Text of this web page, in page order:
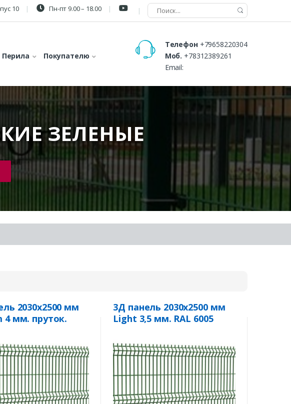
10 Пн-пт 9.00 – 18.00
Перила Покупателю
Телефон +79658220304
Моб. +78312389261
Email:
ЗЕЛЕНЫЕ
2030х2500 мм
4 мм. пруток.
3Д панель 2030х2500 мм
Light 3,5 мм. RAL 6005